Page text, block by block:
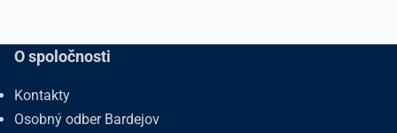
O spoločnosti
Kontakty
Osobný odber Bardejov